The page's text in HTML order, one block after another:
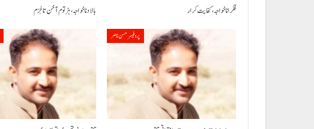
بالاد نا خواجہ، ہڑتوم آ خن تا خِزم فکر انا خواجہ، کفایت کرار
پروفیسر حسن ناصر